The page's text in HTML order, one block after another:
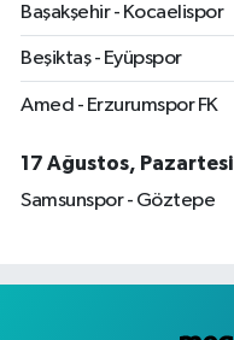
Başakşehir - Kocaelispor
Beşiktaş - Eyüpspor
Amed - Erzurumspor FK
17 Ağustos, Pazartesi
Samsunspor - Göztepe